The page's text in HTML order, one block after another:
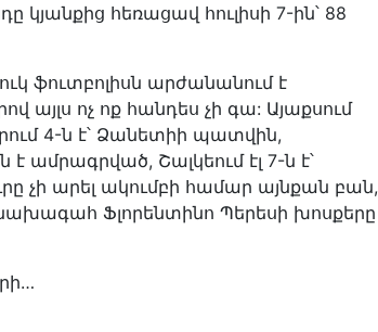
կյանքից հեռացավ հուլիսի 7-ին՝ 88
ֆուտբոլիսն արժանանում է
այլս ոչ ոք հանդես չի գա: Այաքսում
4-ն է՝ Ձանետիի պատվին,
Շալկեում էլ 7-ն է՝
չի արել ակումբի համար այնքան բան,
Ֆլորենտինո Պերեսի խոսքերը